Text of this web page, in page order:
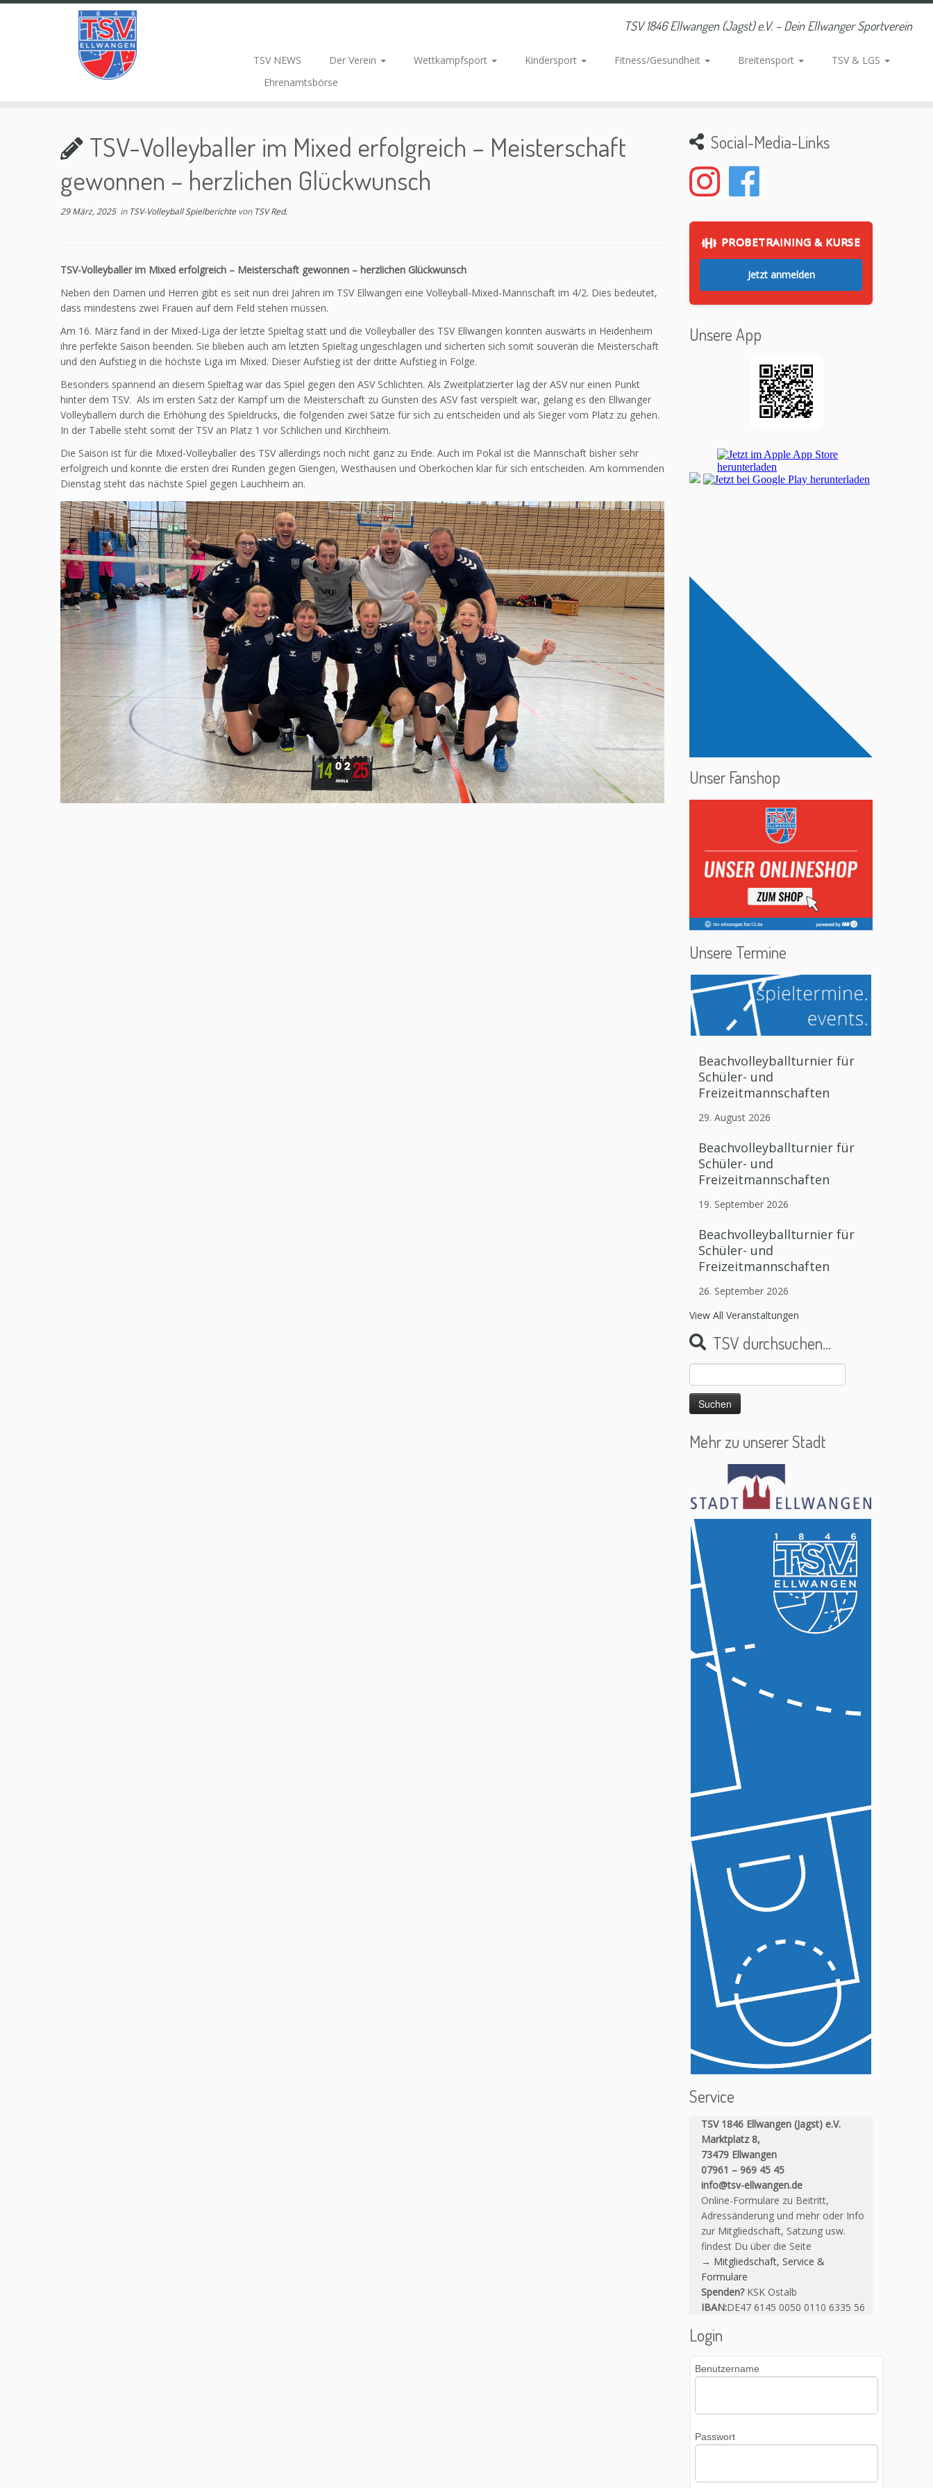
TSV 1846 Ellwangen (Jagst) e.V. – Dein Ellwanger Sportverein
TSV NEWS Der Verein Wettkampfsport Kindersport Fitness/Gesundheit Breitensport
TSV & LGS
Ehrenamtsbörse
TSV-Volleyballer im Mixed erfolgreich – Meisterschaft
gewonnen – herzlichen Glückwunsch
29 März, 2025in TSV-Volleyball Spielberichte von TSV Red.
TSV-Volleyballer im Mixed erfolgreich – Meisterschaft gewonnen – herzlichen Glückwunsch
Neben den Damen und Herren gibt es seit nun drei Jahren im TSV Ellwangen eine Volleyball-Mixed-Mannschaft im 4/2. Dies bedeutet,
dass mindestens zwei Frauen auf dem Feld stehen müssen.
Am 16. März fand in der Mixed-Liga der letzte Spieltag statt und die Volleyballer des TSV Ellwangen konnten auswärts in Heidenheim
ihre perfekte Saison beenden. Sie blieben auch am letzten Spieltag ungeschlagen und sicherten sich somit souverän die Meisterschaft
und den Aufstieg in die höchste Liga im Mixed. Dieser Aufstieg ist der dritte Aufstieg in Folge.
Besonders spannend an diesem Spieltag war das Spiel gegen den ASV Schlichten. Als Zweitplatzierter lag der ASV nur einen Punkt
hinter dem TSV. Als im ersten Satz der Kampf um die Meisterschaft zu Gunsten des ASV fast verspielt war, gelang es den Ellwanger
Volleyballern durch die Erhöhung des Spieldrucks, die folgenden zwei Sätze für sich zu entscheiden und als Sieger vom Platz zu gehen.
In der Tabelle steht somit der TSV an Platz 1 vor Schlichen und Kirchheim.
Die Saison ist für die Mixed-Volleyballer des TSV allerdings noch nicht ganz zu Ende. Auch im Pokal ist die Mannschaft bisher sehr
erfolgreich und konnte die ersten drei Runden gegen Giengen, Westhausen und Oberkochen klar für sich entscheiden. Am kommenden
Dienstag steht das nächste Spiel gegen Lauchheim an.
Social-Media-Links
PROBETRAINING & KURSE
Jetzt anmelden
Unsere App
Unser Fanshop
Unsere Termine
Beachvolleyballturnier für
Schüler- und
Freizeitmannschaften
29. August 2026
Beachvolleyballturnier für
Schüler- und
Freizeitmannschaften
19. September 2026
Beachvolleyballturnier für
Schüler- und
Freizeitmannschaften
26. September 2026
View All Veranstaltungen
TSV durchsuchen…
nach:
Mehr zu unserer Stadt
Service
TSV 1846 Ellwangen (Jagst) e.V.
Marktplatz 8,
73479 Ellwangen
07961 – 969 45 45
info@tsv-ellwangen.de
Online-Formulare zu Beitritt,
Adressänderung und mehr oder Info
zur Mitgliedschaft, Satzung usw.
findest Du über die Seite
→ Mitgliedschaft, Service &
Formulare
Spenden? KSK Ostalb
IBAN:DE47 6145 0050 0110 6335 56
Login
Benutzername
Passwort